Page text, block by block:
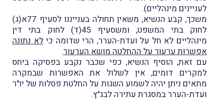
לעניינים מינהליים).
משכך, קבע הנשיא, משאין תחולה בענייננו לסעיף 77א(ג)
לחוק בתי המשפט, ומשסעיף 45(ד) לחוק בתי דין
מינהליים לא חל על ועדת-הערר, הרי שדומה כילא נתונה
אפשרות ערעור על ההחלטה מושא הערעור.
עם זאת, הוסיף הנשיא, כפי שכבר נקבע בפסיקה ביחס
למקרים דומים, אין לשלול את האפשרות שבמקרה
מתאים ניתן יהיה לשמוע השגות על החלטת פסלות של יו"ר
ועדת-הערר במסגרת עתירה לבג"ץ.